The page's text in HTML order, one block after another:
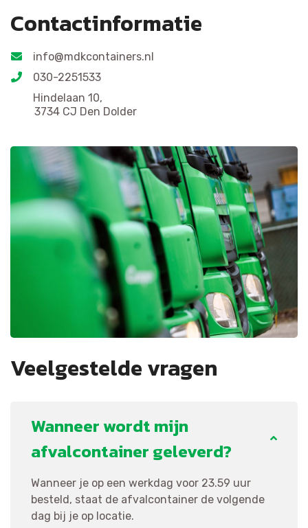
Contactinformatie
info@mdkcontainers.nl
030-2251533
Hindelaan 10,
3734 CJ Den Dolder
Veelgestelde vragen
Wanneer wordt mijn
afvalcontainer geleverd?
Wanneer je op een werkdag voor 23.59 uur
besteld, staat de afvalcontainer de volgende
dag bij je op locatie.